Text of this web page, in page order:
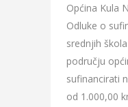
Općina Kula
Odluke o
srednjih
području
sufinancirati
od 1.000,00